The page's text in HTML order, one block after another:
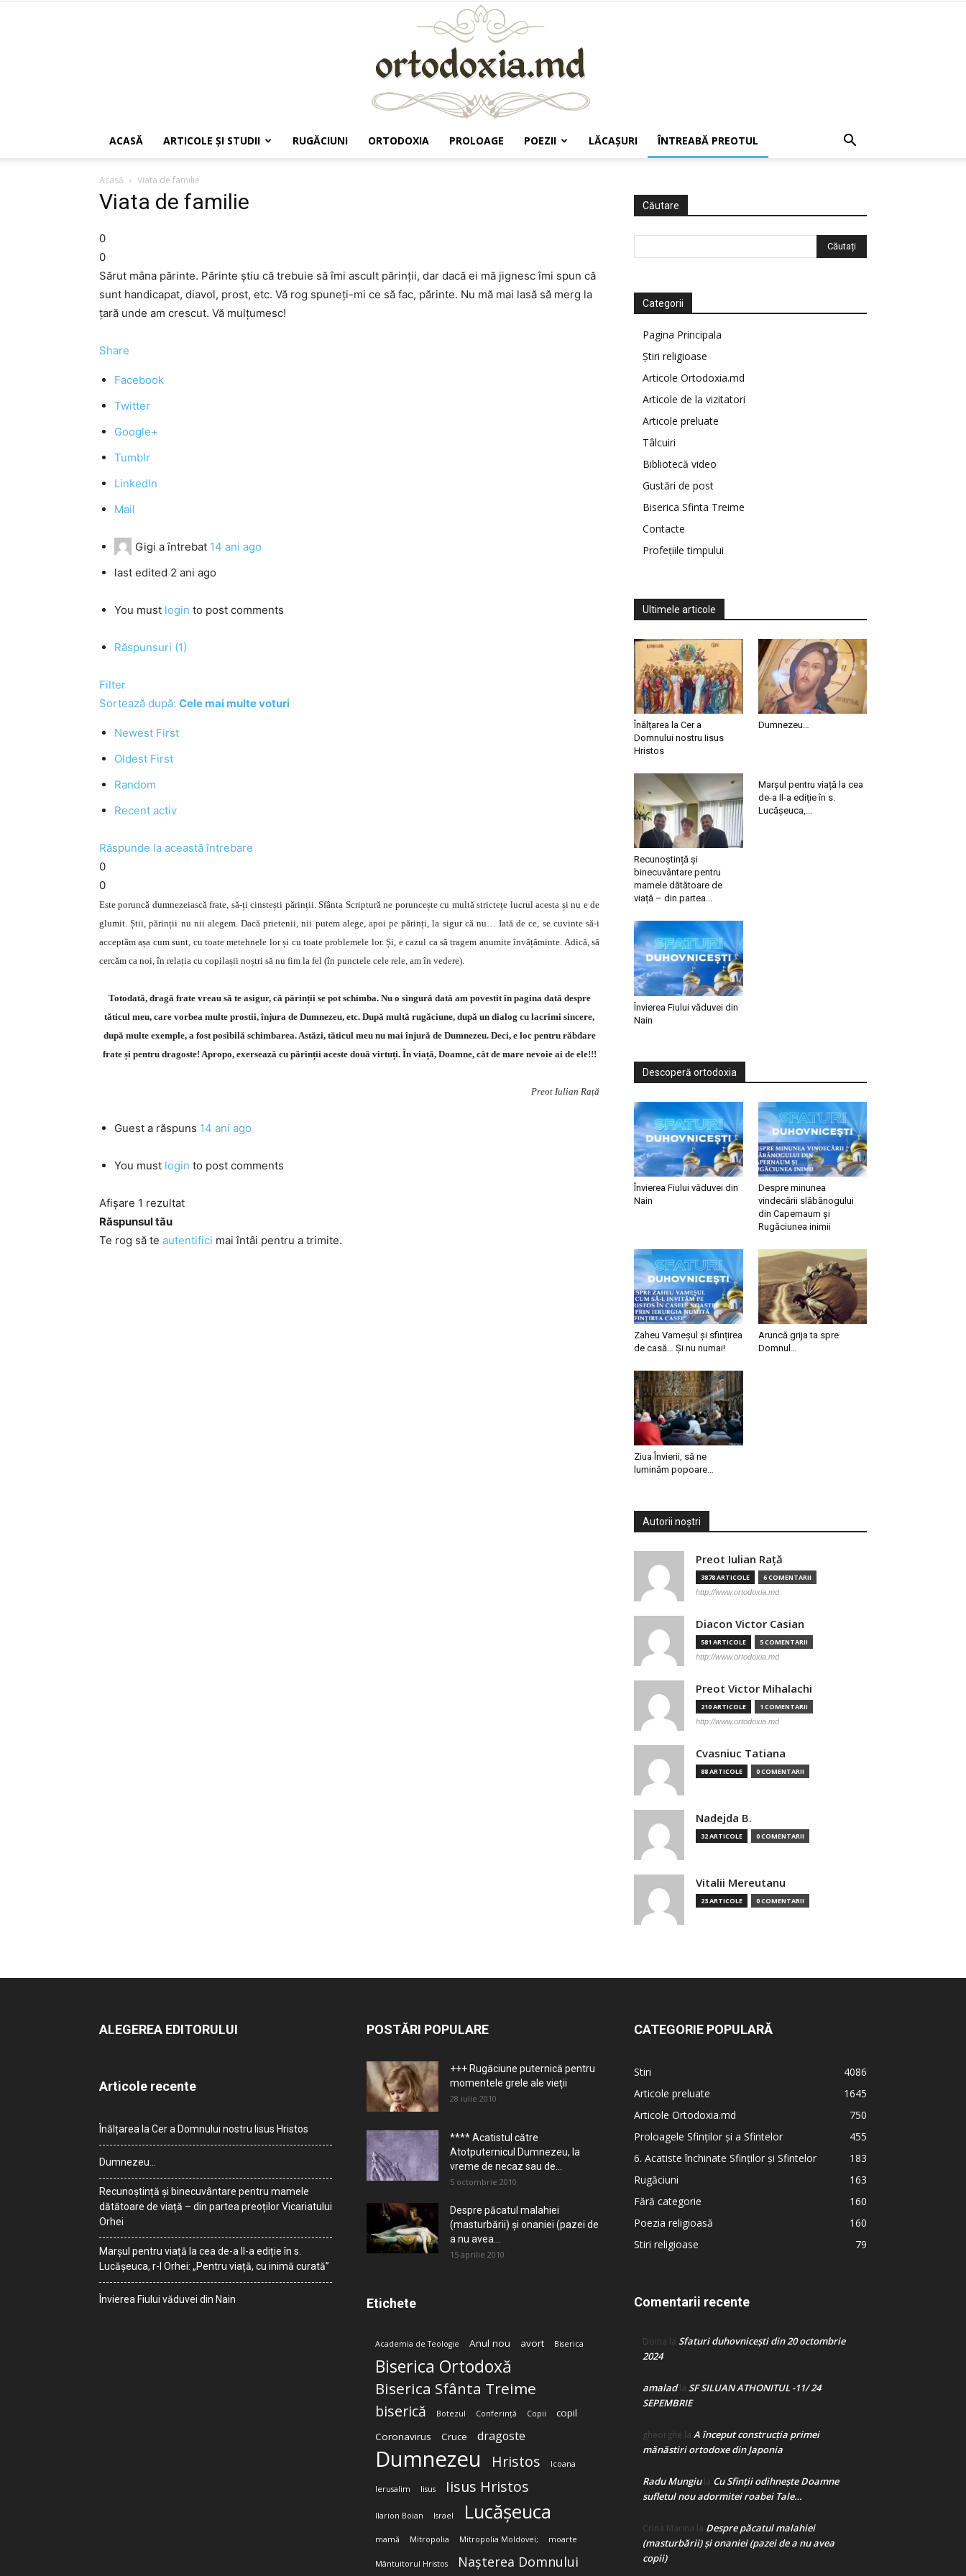
ACASĂ ARTICOLE ŞI STUDII RUGĂCIUNI ORTODOXIA PROLOAGE POEZII LĂCAŞURI ÎNTREABĂ PREOTUL
Acasă Viata de familie
Viata de familie
0
0
Sărut mâna părinte. Părinte știu că trebuie să îmi ascult părinții, dar dacă ei mă jignesc îmi spun că
sunt handicapat, diavol, prost, etc. Vă rog spuneți-mi ce să fac, părinte. Nu mă mai lasă să merg la
țară unde am crescut. Vă mulțumesc!
Share
Facebook
Twitter
Google+
Tumblr
LinkedIn
Mail
Gigi a întrebat 14 ani ago
last edited 2 ani ago
You must login to post comments
Răspunsuri (1)
Filter
Sortează după: Cele mai multe voturi
Newest First
Oldest First
Random
Recent activ
Răspunde la această întrebare
0
0
Este poruncă dumnezeiască frate, să-ți cinstești părinții. Sfânta Scriptură ne poruncește cu multă strictețe lucrul acesta și nu e de
glumit. Știi, părinții nu nii alegem. Dacă prietenii, nii putem alege, apoi pe părinți, la sigur că nu… Iată de ce, se cuvinte să-i
acceptăm așa cum sunt, cu toate metehnele lor și cu toate problemele lor. Și, e cazul ca să tragem anumite învățăminte. Adică, să
cercăm ca noi, în relația cu copilașii noștri să nu fim la fel (în punctele cele rele, am în vedere).
Totodată, dragă frate vreau să te asigur, că părinții se pot schimba. Nu o singură dată am povestit în pagina dată despre
tăticul meu, care vorbea multe prostii, înjura de Dumnezeu, etc. După multă rugăciune, după un dialog cu lacrimi sincere,
după multe exemple, a fost posibilă schimbarea. Astăzi, tăticul meu nu mai înjură de Dumnezeu. Deci, e loc pentru răbdare
frate și pentru dragoste! Apropo, exersează cu părinții aceste două virtuți. În viață, Doamne, cât de mare nevoie ai de ele!!!
Preot Iulian Rață
Guest a răspuns 14 ani ago
You must login to post comments
Afișare 1 rezultat
Răspunsul tău
Te rog să te autentifici mai întâi pentru a trimite.
Căutare
Categorii
Pagina Principala
Știri religioase
Articole Ortodoxia.md
Articole de la vizitatori
Articole preluate
Tâlcuiri
Bibliotecă video
Gustări de post
Biserica Sfinta Treime
Contacte
Profețiile timpului
Ultimele articole
Înălțarea la Cer a
Domnului nostru Iisus
Hristos
Dumnezeu…
Recunoștință și
binecuvântare pentru
mamele dătătoare de
viață – din partea...
Marșul pentru viață la cea
de-a II-a ediție în s.
Lucășeuca,...
Învierea Fiului văduvei din
Nain
Descoperă ortodoxia
Învierea Fiului văduvei din
Nain
Despre minunea
vindecării slăbănogului
din Capernaum și
Rugăciunea inimii
Zaheu Vameșul și sfințirea
de casă… Și nu numai!
Aruncă grija ta spre
Domnul…
Ziua Învierii, să ne
luminăm popoare…
Autorii noștri
Preot Iulian Raţă
3878 ARTICOLE 6 COMENTARII
http://www.ortodoxia.md
Diacon Victor Casian
581 ARTICOLE 5 COMENTARII
http://www.ortodoxia.md
Preot Victor Mihalachi
210 ARTICOLE 1 COMENTARII
http://www.ortodoxia.md
Cvasniuc Tatiana
88 ARTICOLE 0 COMENTARII
Nadejda B.
32 ARTICOLE 0 COMENTARII
Vitalii Mereutanu
23 ARTICOLE 0 COMENTARII
ALEGEREA EDITORULUI
Articole recente
Înălțarea la Cer a Domnului nostru Iisus Hristos
Dumnezeu…
Recunoștință și binecuvântare pentru mamele
dătătoare de viață – din partea preoților Vicariatului
Orhei
Marșul pentru viață la cea de-a II-a ediție în s.
Lucășeuca, r-l Orhei: „Pentru viață, cu inimă curată”
Învierea Fiului văduvei din Nain
POSTĂRI POPULARE
+++ Rugăciune puternică pentru
momentele grele ale vieţii
28 iulie 2010
**** Acatistul către
Atotputernicul Dumnezeu, la
vreme de necaz sau de...
5 octombrie 2010
Despre păcatul malahiei
(masturbării) şi onaniei (pazei de
a nu avea...
15 aprilie 2010
Etichete
Academia de Teologie Anul nou avort Biserica
Biserica Ortodoxă
Biserica Sfânta Treime
biserică Botezul Conferință Copii
copil
Coronavirus
Cruce dragoste
Dumnezeu Hristos Icoana
Ierusalim Iisus Iisus Hristos
Ilarion Boian Israel Lucășeuca
mamă Mitropolia Mitropolia Moldovei; moarte
Mântuitorul Hristos Nașterea Domnului
CATEGORIE POPULARĂ
Stiri
4086
Articole preluate
1645
Articole Ortodoxia.md
750
Proloagele Sfinților și a Sfintelor
455
6. Acatiste închinate Sfinților și Sfintelor
183
Rugăciuni
163
Fără categorie
160
Poezia religioasă
160
Stiri religioase
79
Comentarii recente
Doina la Sfaturi duhovnicești din 20 octombrie
2024
amaladla SF SILUAN ATHONITUL -11/ 24
SEPEMBRIE
gheorghe la A început construcţia primei
mănăstiri ortodoxe din Japonia
Radu Mungiula Cu Sfinții odihnește Doamne
sufletul nou adormitei roabei Tale…
Crina Marina la Despre păcatul malahiei
(masturbării) şi onaniei (pazei de a nu avea
copii)